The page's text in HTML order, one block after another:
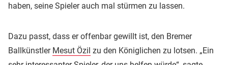
haben, seine Spieler auch mal stürmen zu lassen.
Dazu passt, dass er offenbar gewillt ist, den Bremer
Ballkünstler Mesut Özil zu den Königlichen zu lotsen. „Ein